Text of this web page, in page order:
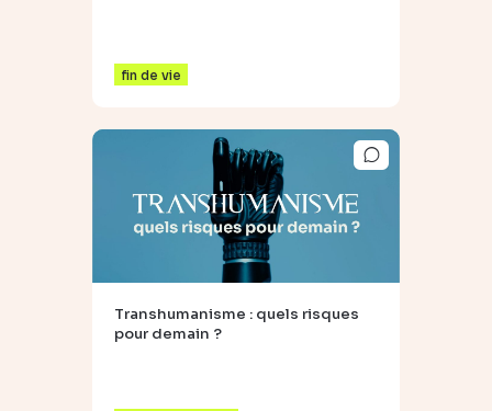
fin de vie
Transhumanisme : quels risques
pour demain ?